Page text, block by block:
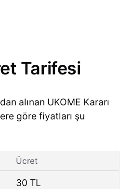
Tarifesi
alınan UKOME Kararı
göre fiyatları şu
Ücret
30 TL